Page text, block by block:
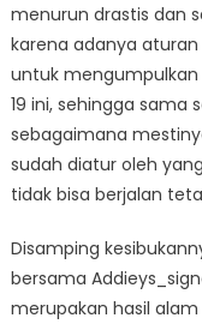
menurun drastis dan
karena adanya
untuk
19 ini, sehingga sama
sebagaimana
sudah diatur oleh
tidak bisa berjalan
Disamping
bersama
merupakan hasil